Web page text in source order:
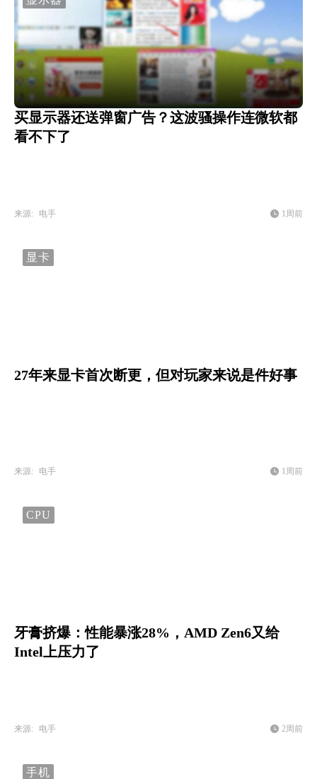
买显示器还送弹窗广告？这波骚操作连微软都
看不下了
来源: 电手 1周前
显卡
27年来显卡首次断更，但对玩家来说是件好事
来源: 电手 1周前
CPU
牙膏挤爆：性能暴涨28%，AMD Zen6又给
Intel上压力了
来源: 电手 2周前
手机